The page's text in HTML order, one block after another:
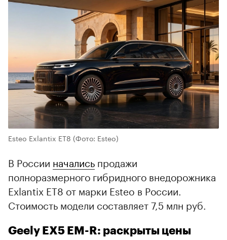
Esteo Exlantix ET8 (Фото: Esteo)
В России начались продажи
полноразмерного гибридного внедорожника
Exlantix ET8 от марки Esteo в России.
Стоимость модели составляет 7,5 млн руб.
Geely EX5 EM-R: раскрыты цены